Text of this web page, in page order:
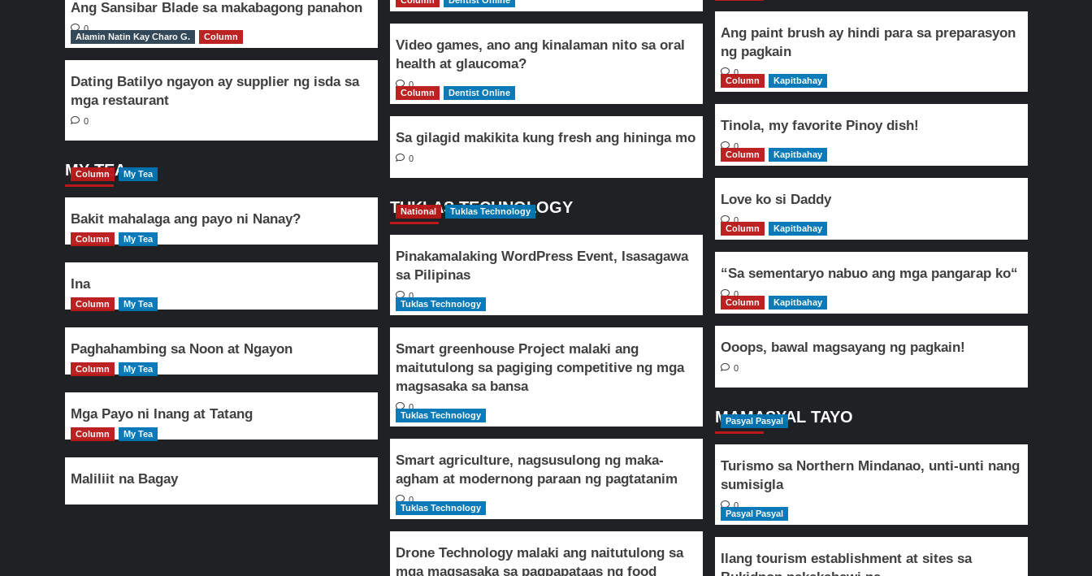
Ang Sansibar Blade sa makabagong panahon
0
Alamin Natin Kay Charo G.
Column
Dating Batilyo ngayon ay supplier ng isda sa
mga restaurant
0
MY TEA
Column My Tea
Bakit mahalaga ang payo ni Nanay?
Column My Tea
Ina
Column My Tea
Paghahambing sa Noon at Ngayon
Column My Tea
Mga Payo ni Inang at Tatang
Column My Tea
Maliliit na Bagay
Video games, ano ang kinalaman nito sa oral
health at glaucoma?
0
Column
Dentist Online
Sa gilagid makikita kung fresh ang hininga mo
0
TUKLAS TECHNOLOGY
National Tuklas Technology
Pinakamalaking WordPress Event, Isasagawa
sa Pilipinas
0
Tuklas Technology
Smart greenhouse Project malaki ang
maitutulong sa pagiging competitive ng mga
magsasaka sa bansa
0
Tuklas Technology
Smart agriculture, nagsusulong ng maka-
agham at modernong paraan ng pagtatanim
0
Tuklas Technology
Drone Technology malaki ang naitutulong sa
mga magsasaka sa pagpapataas ng food
Ang paint brush ay hindi para sa preparasyon
ng pagkain
0
Column
Kapitbahay
Tinola, my favorite Pinoy dish!
0
Column
Kapitbahay
Love ko si Daddy
0
Column
Kapitbahay
“Sa sementaryo nabuo ang mga pangarap ko“
0
Column
Kapitbahay
Ooops, bawal magsayang ng pagkain!
0
MAMASYAL TAYO
Pasyal Pasyal
Turismo sa Northern Mindanao, unti-unti nang
sumisigla
0
Pasyal Pasyal
Ilang tourism establishment at sites sa